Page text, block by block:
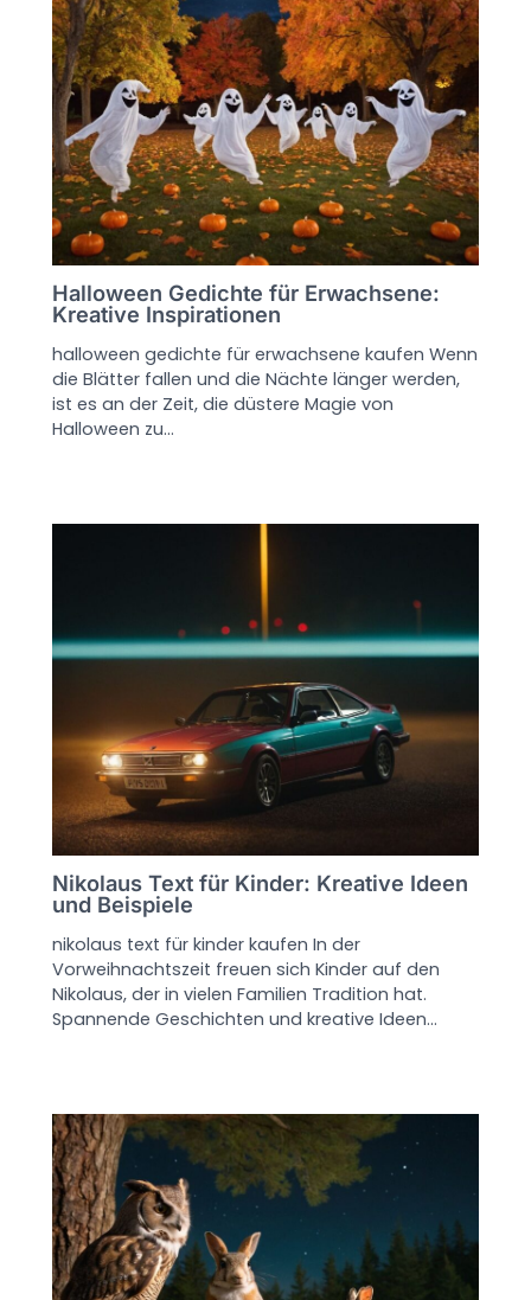
Halloween Gedichte für Erwachsene:
Kreative Inspirationen
halloween gedichte für erwachsene kaufen Wenn
die Blätter fallen und die Nächte länger werden,
ist es an der Zeit, die düstere Magie von
Halloween zu…
Nikolaus Text für Kinder: Kreative Ideen
und Beispiele
nikolaus text für kinder kaufen In der
Vorweihnachtszeit freuen sich Kinder auf den
Nikolaus, der in vielen Familien Tradition hat.
Spannende Geschichten und kreative Ideen…